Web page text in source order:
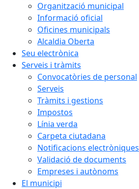
Organització municipal
Informació oficial
Oficines municipals
Alcaldia Oberta
Seu electrònica
Serveis i tràmits
Convocatòries de personal
Serveis
Tràmits i gestions
Impostos
Línia verda
Carpeta ciutadana
Notificacions electròniques
Validació de documents
Empreses i autònoms
El municipi